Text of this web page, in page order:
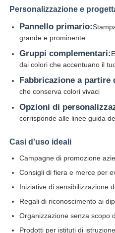
ombrelli di golf
Ombrelli da passeggio
Ombrelli compatti
Ombrelli automatici aperti
Ombrelli a manico in legno
Personalizzazione e
Pannello primario:
grande e prominente
Gruppi complementari:
dai colori che accentuano il
Fabbricazione a partire
che conserva colori vivaci
Opzioni di
corrisponde alle linee guida
Casi d'uso ideali
Campagne di promozione
Consigli di fiera e merce per
Iniziative di sensibilizzazione
Regali di riconoscimento ai
Organizzazione senza scopo
Prodotti per istituti di istruzione